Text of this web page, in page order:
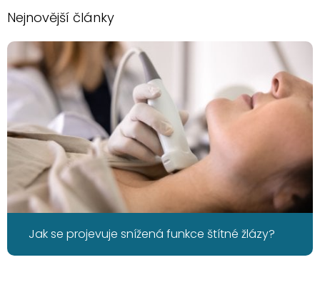
Nejnovější články
Jak se projevuje snížená funkce štítné žlázy?